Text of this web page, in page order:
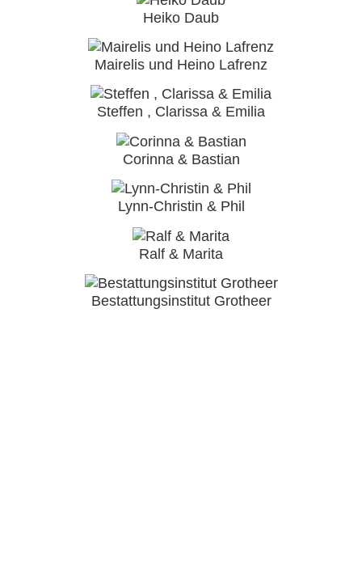
Heiko Daub
Mairelis und Heino Lafrenz
Steffen , Clarissa & Emilia
Corinna & Bastian
Lynn-Christin & Phil
Ralf & Marita
Bestattungsinstitut Grotheer